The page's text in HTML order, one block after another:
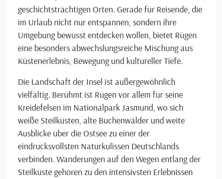
geschichtsträchtigen Orten. Gerade für Reisende, die
im Urlaub nicht nur entspannen, sondern ihre
Umgebung bewusst entdecken wollen, bietet Rügen
eine besonders abwechslungsreiche Mischung aus
Küstenerlebnis, Bewegung und kultureller Tiefe.
Die Landschaft der Insel ist außergewöhnlich
vielfältig. Berühmt ist Rügen vor allem für seine
Kreidefelsen im Nationalpark Jasmund, wo sich
weiße Steilküsten, alte Buchenwälder und weite
Ausblicke über die Ostsee zu einer der
eindrucksvollsten Naturkulissen Deutschlands
verbinden. Wanderungen auf den Wegen entlang der
Steilküste gehören zu den intensivsten Erlebnissen